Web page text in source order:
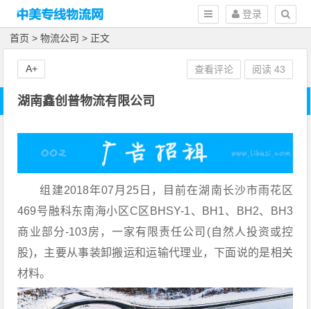
登录
首页 >物流公司 > 正文
湖南鑫创普物流有限公司
组建2018年07月25日，目前在湖南长沙市雨花区
469号融科东南海小区C区BHSY-1、BH1、BH2、BH3
商业部分-103房，一家有限责任公司(自然人投资或控
股)，主要从事装卸搬运和运输代理业，下面说的是相关
材料。
查看评论 阅读43
A+